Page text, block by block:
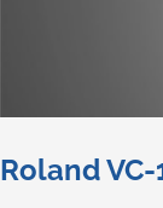
Roland